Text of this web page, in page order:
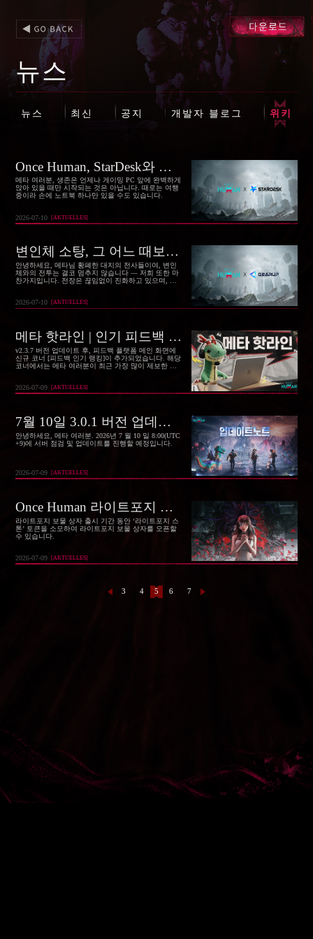
뉴스
뉴스 최신 공지 개발자 블로그 위키
Once Human, StarDesk와 파트너십 체결 — 어디서나 게임 세계와 연결될 수 있는 새로운 방법
메타 여러분, 생존은 언제나 게이밍 PC 앞에 완벽하게
앉아 있을 때만 시작되는 것은 아닙니다. 때로는 여행
중이라 손에 노트북 하나만 있을 수도 있습니다.
2026-07-10 [AKTUELLES]
변인체 소탕, 그 어느 때보다 매끄럽게 ― GearUP, 메타님을 위해 한 단계 더 진화하다
안녕하세요, 메타님 황폐한 대지의 전사들이여, 변인
체와의 전투는 결코 멈추지 않습니다 ― 저희 또한 마
찬가지입니다. 전장은 끊임없이 진화하고 있으며, 여
2026-07-10
[AKTUELLES]
메타 핫라인 | 인기 피드백 &개선 진행 상황 Vol.5
v2.3.7 버전 업데이트 후, 피드백 플랫폼 메인 화면에
신규 코너 [피드백 인기 랭킹]이 추가되었습니다. 해당
코너에서는 메타 여러분이 최근 가장 많이 제보한 주
목에는 "좋아요"를, 공감하지 않는 항목에는 "싫어
요"를 남길 수 있습니다. 랭킹에는 여러분의 반응이 실
폼 링크:Once Human 피드백 플랫폼)
2026-07-09 [AKTUELLES]
7월 10일 3.0.1 버전 업데이트 공지
안녕하세요, 메타 여러분. 2026년 7 월 10 일 8:00(UTC
+9)에 서버 점검 및 업데이트를 진행할 예정입니다.
2026-07-09 [AKTUELLES]
Once Human 라이트포지 보물 상자 확률 공개 (8월6일)
라이트포지 보물 상자 출시 기간 동안 ‘라이트포지 스
톤’ 토큰을 소모하여 라이트포지 보물 상자를 오픈할
수 있습니다.
2026-07-09 [AKTUELLES]
3 4 5 6 7